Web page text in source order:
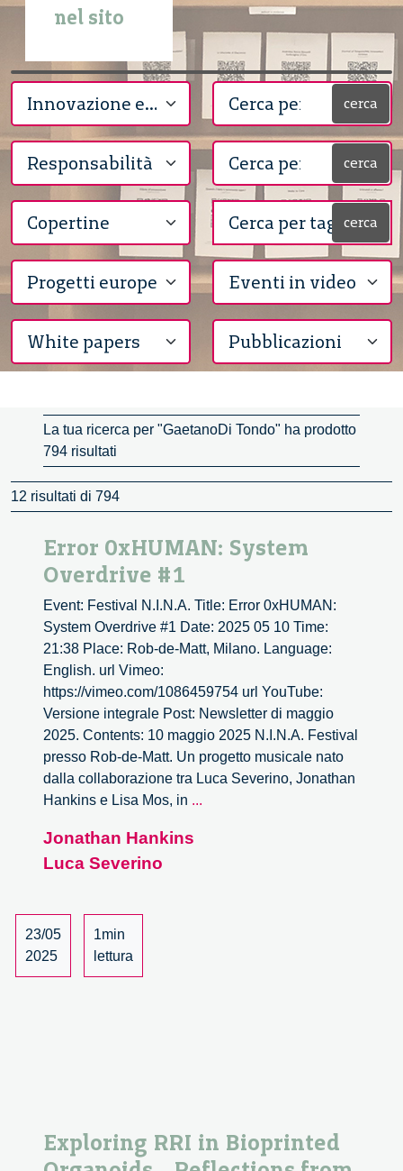
nel sito
cerca
cerca
cerca
La tua ricerca per "GaetanoDi Tondo" ha prodotto
794 risultati
12 risultati di 794
Error 0xHUMAN: System
Overdrive #1
Event: Festival N.I.N.A. Title: Error 0xHUMAN:
System Overdrive #1 Date: 2025 05 10 Time:
21:38 Place: Rob-de-Matt, Milano. Language:
English. url Vimeo:
https://vimeo.com/1086459754 url YouTube:
Versione integrale Post: Newsletter di maggio
2025. Contents: 10 maggio 2025 N.I.N.A. Festival
presso Rob-de-Matt. Un progetto musicale nato
dalla collaborazione tra Luca Severino, Jonathan
Hankins e Lisa Mos, in ...
Jonathan Hankins
Luca Severino
23/05
2025
1min
lettura
Exploring RRI in Bioprinted